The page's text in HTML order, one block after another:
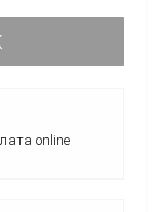
online